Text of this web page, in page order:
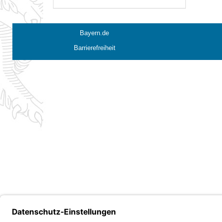
Bayern.de
Barrierefreiheit